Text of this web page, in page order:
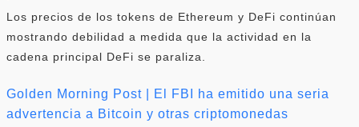
Los precios de los tokens de Ethereum y DeFi continúan
mostrando debilidad a medida que la actividad en la
cadena principal DeFi se paraliza.
Golden Morning Post | El FBI ha emitido una seria
advertencia a Bitcoin y otras criptomonedas